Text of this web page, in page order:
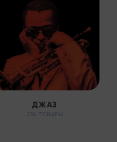
ДЖАЗ
256 ТОВАРЫ